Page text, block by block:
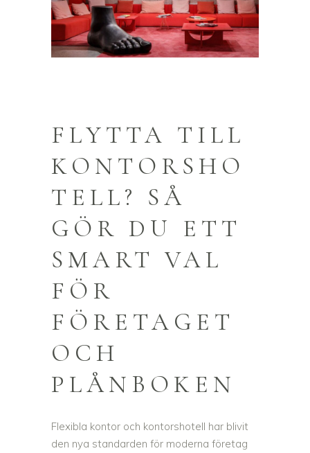
FLYTTA TILL
KONTORSHO
TELL? SÅ
GÖR DU ETT
SMART VAL
FÖR
FÖRETAGET
OCH
PLÅNBOKEN
Flexibla kontor och kontorshotell har blivit
den nya standarden för moderna företag